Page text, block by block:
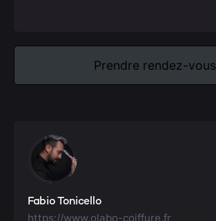
Prendre rendez-vous
Fabio Tonicello
https://www.olabo-coiffure.fr